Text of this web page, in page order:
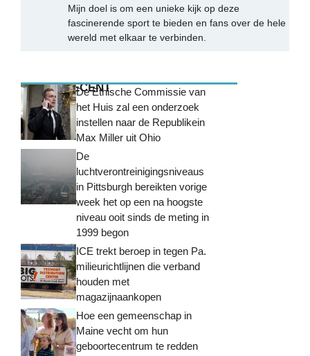
Mijn doel is om een unieke kijk op deze
fascinerende sport te bieden en fans over de hele
wereld met elkaar te verbinden.
MEEST RECENTDe Ethische Commissie van
het Huis zal een onderzoek
instellen naar de Republikein
Max Miller uit Ohio
De
luchtverontreinigingsniveaus
in Pittsburgh bereikten vorige
week het op een na hoogste
niveau ooit sinds de meting in
1999 begon
ICE trekt beroep in tegen Pa.
milieurichtlijnen die verband
houden met
magazijnaankopen
Hoe een gemeenschap in
Maine vecht om hun
geboortecentrum te redden